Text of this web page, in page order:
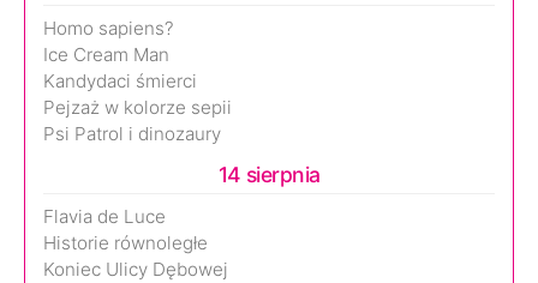
Homo sapiens?
Ice Cream Man
Kandydaci śmierci
Pejzaż w kolorze sepii
Psi Patrol i dinozaury
14 sierpnia
Flavia de Luce
Historie równoległe
Koniec Ulicy Dębowej